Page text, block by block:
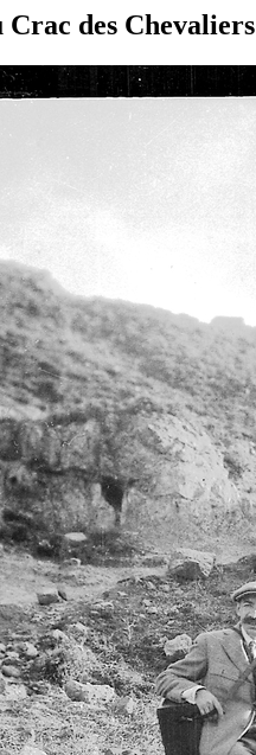
Crac des Chevaliers